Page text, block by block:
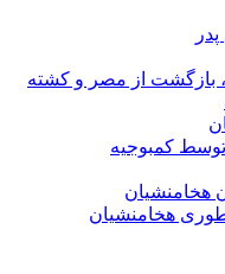
، بازگشت از مصر و کشته
کمبوجیه
هخامنشیان
هخامنشیان